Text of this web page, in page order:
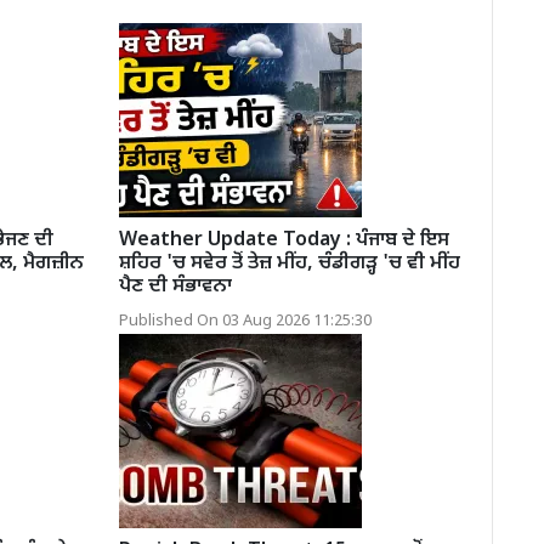
ਦੀ
ਮੈਗਜ਼ੀਨ
Weather Update Today : ਪੰਜਾਬ ਦੇ ਇਸ
ਸ਼ਹਿਰ 'ਚ ਸਵੇਰ ਤੋਂ ਤੇਜ਼ ਮੀਂਹ, ਚੰਡੀਗੜ੍ਹ 'ਚ ਵੀ ਮੀਂਹ
ਪੈਣ ਦੀ ਸੰਭਾਵਨਾ
Published On 03 Aug 2026 11:25:30